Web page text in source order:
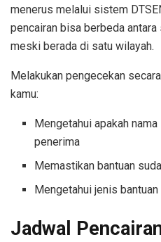
menerus melalui sistem
pencairan bisa berbeda
meski berada di satu wilayah.
Melakukan pengecekan
kamu:
Mengetahui apakah
penerima
Memastikan bantuan
Mengetahui jenis
Jadwal